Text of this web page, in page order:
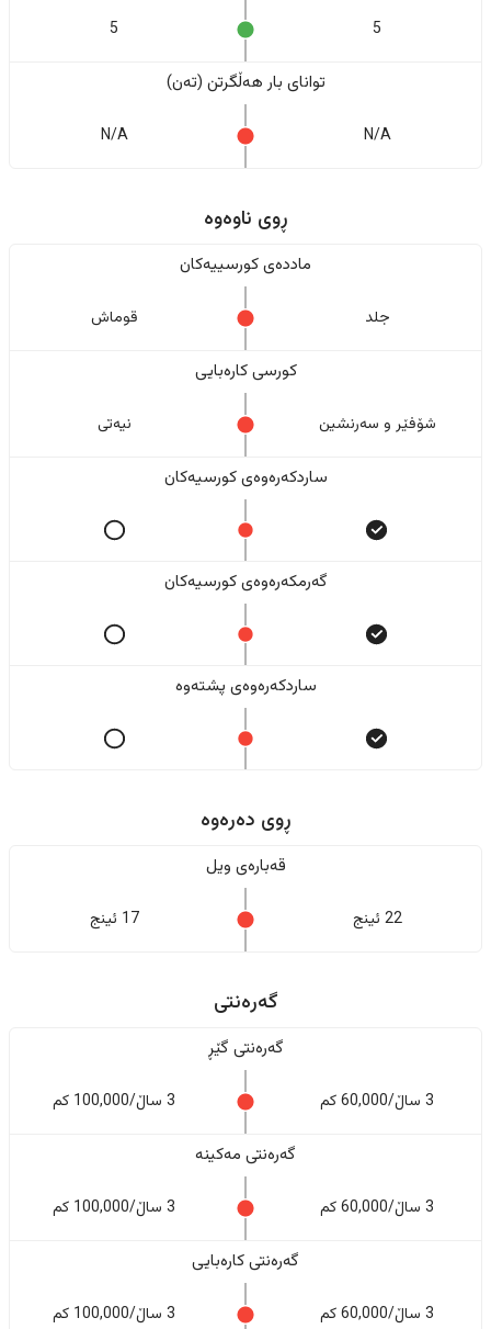
5
5
تواناى بار هەڵگرتن (تەن)
N/A
N/A
ڕوی ناوەوە
ماددەی کورسییەکان
جلد قوماش
کورسی کارەبایی
شۆفێر و سەرنشین نیەتی
ساردکەرەوەی کورسیەکان
گەرمکەرەوەی کورسیەکان
ساردکەرەوەی پشتەوە
ڕوی دەرەوە
قەبارەی ویل
22 ئینج 17 ئینج
گەرەنتی
گەرەنتی گێڕ
3 ساڵ/60,000 کم 3 ساڵ/100,000 کم
گەرەنتی مەکینە
3 ساڵ/60,000 کم 3 ساڵ/100,000 کم
گەرەنتی کارەبایی
3 ساڵ/60,000 کم 3 ساڵ/100,000 کم